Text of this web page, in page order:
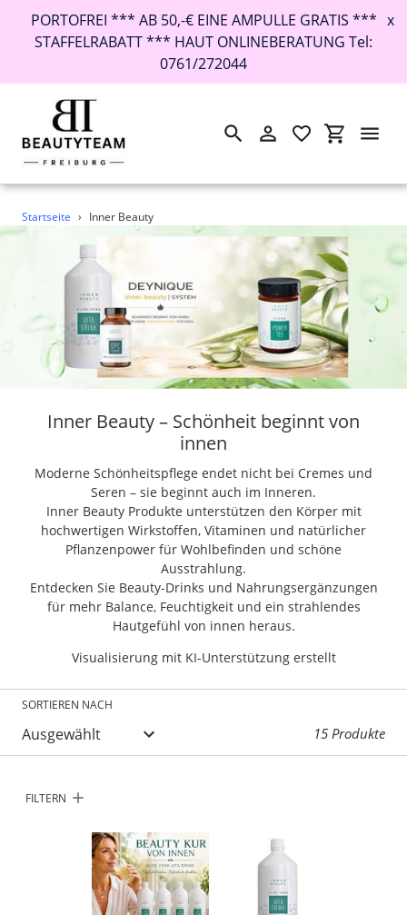
Direkt
zum
PORTOFREI *** AB 50,-€ EINE AMPULLE GRATIS ***
STAFFELRABATT *** HAUT ONLINEBERATUNG Tel:
0761/272044
x
SuchenEinloggen
Startseite › Inner Beauty
Inner Beauty – Schönheit beginnt von
innen
Moderne Schönheitspflege endet nicht bei Cremes und
Seren – sie beginnt auch im Inneren.
Inner Beauty Produkte unterstützen den Körper mit
hochwertigen Wirkstoffen, Vitaminen und natürlicher
Pflanzenpower für Wohlbefinden und schöne
Ausstrahlung.
Entdecken Sie Beauty-Drinks und Nahrungsergänzungen
für mehr Balance, Feuchtigkeit und ein strahlendes
Hautgefühl von innen heraus.
Visualisierung mit KI-Unterstützung erstellt
SORTIEREN NACH
15 Produkte
FILTERN